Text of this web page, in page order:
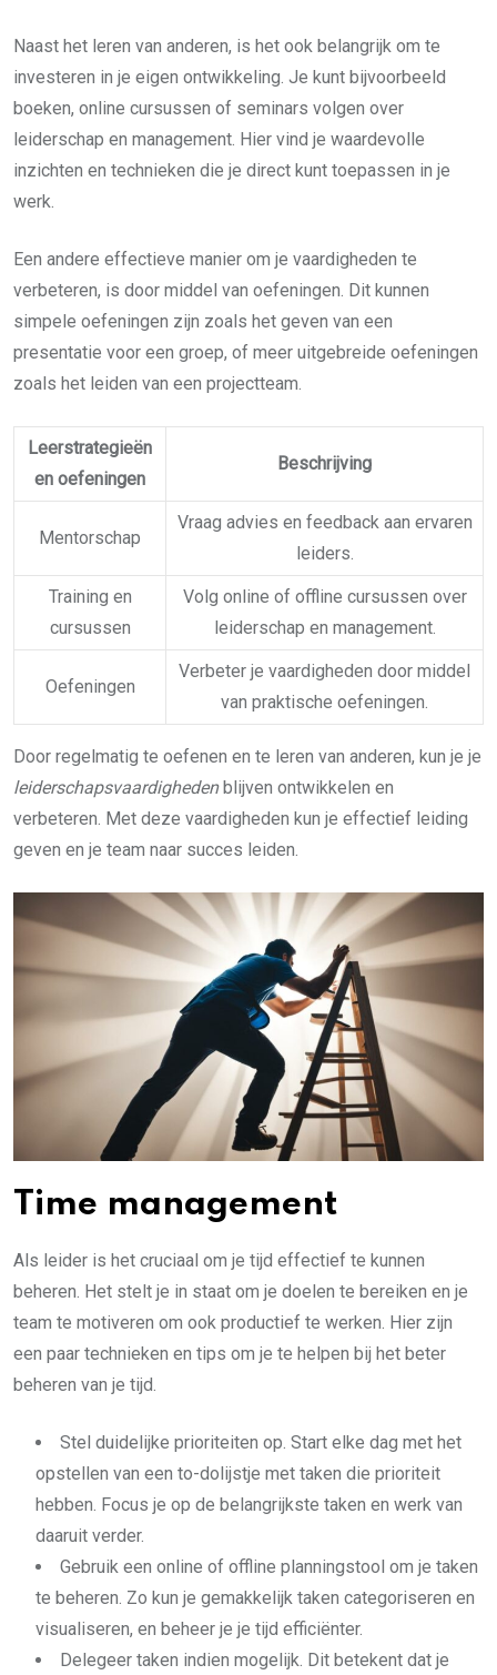
Naast het leren van anderen, is het ook belangrijk om te
investeren in je eigen ontwikkeling. Je kunt bijvoorbeeld
boeken, online cursussen of seminars volgen over
leiderschap en management. Hier vind je waardevolle
inzichten en technieken die je direct kunt toepassen in je
werk.
Een andere effectieve manier om je vaardigheden te
verbeteren, is door middel van oefeningen. Dit kunnen
simpele oefeningen zijn zoals het geven van een
presentatie voor een groep, of meer uitgebreide oefeningen
zoals het leiden van een projectteam.
Leerstrategieën
en oefeningen
Beschrijving
Mentorschap
Vraag advies en feedback aan ervaren
leiders.
Training en
cursussen
Volg online of offline cursussen over
leiderschap en management.
Oefeningen
Verbeter je vaardigheden door middel
van praktische oefeningen.
Door regelmatig te oefenen en te leren van anderen, kun je je
leiderschapsvaardighedenblijven ontwikkelen en
verbeteren. Met deze vaardigheden kun je effectief leiding
geven en je team naar succes leiden.
Time management
Als leider is het cruciaal om je tijd effectief te kunnen
beheren. Het stelt je in staat om je doelen te bereiken en je
team te motiveren om ook productief te werken. Hier zijn
een paar technieken en tips om je te helpen bij het beter
beheren van je tijd.
Stel duidelijke prioriteiten op. Start elke dag met het
opstellen van een to-dolijstje met taken die prioriteit
hebben. Focus je op de belangrijkste taken en werk van
daaruit verder.
Gebruik een online of offline planningstool om je taken
te beheren. Zo kun je gemakkelijk taken categoriseren en
visualiseren, en beheer je je tijd efficiënter.
Delegeer taken indien mogelijk. Dit betekent dat je